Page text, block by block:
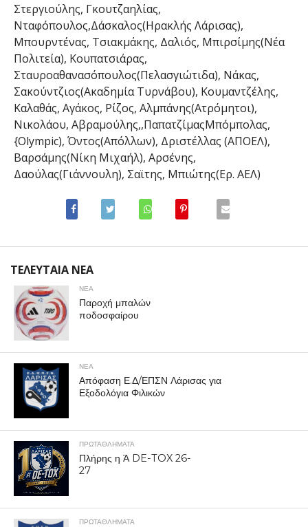
Στεργιούλης, Γκουτζαηλίας,
Νταφόπουλος,Δάσκαλος(Ηρακλής Λάρισας),
Μπουρντένας, Τσιακμάκης, Δαλιός, Μπιρσίμης(Νέα
Πολιτεία), Κουπατσιάρας,
Σταυροαθανασόπουλος(Πελασγιώτιδα), Νάκας,
Σακούντζιος(ΑκαδημίαΤυρνάβου), Κουμαντζέλης,
Καλαθάς, Αγάκος, Ρίζος, Αλμπάνης(Ατρόμητοι),
Νικολάου, Αβραμούλης,,ΠαπατζίμαςΜπόμπολας,
{Olympic), Όντος(Απόλλων), Δριστέλλας (ΑΠΟΕΛ),
Βαρσάμης(Νίκη Μιχαήλ), Αρσένης,
Δαούλας(Γιάννουλη), Σαϊτης, Μπιώτης(Ερ. ΑΕΛ)
ΤΕΛΕΥΤΑΙΑ ΝΕΑ
ΝΕΑ
Παροχή μπαλών
ποδοσφαίρου
ΝΕΑ
Απόφαση Ε.Δ/ΕΠΣΝ Λάρισας για
Εξοδολόγια Φιλικών
ΠΡΩΤΑΘΛΉΜΑΤΑ
Πλήρης η Ά DE-TOX 26-
27
ΠΡΩΤΑΘΛΉΜΑΤΑ